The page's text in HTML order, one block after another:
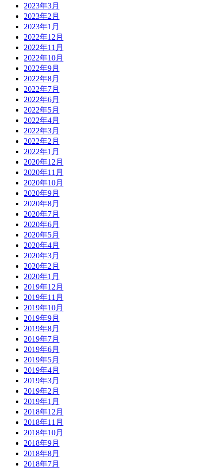
2023年3月
2023年2月
2023年1月
2022年12月
2022年11月
2022年10月
2022年9月
2022年8月
2022年7月
2022年6月
2022年5月
2022年4月
2022年3月
2022年2月
2022年1月
2020年12月
2020年11月
2020年10月
2020年9月
2020年8月
2020年7月
2020年6月
2020年5月
2020年4月
2020年3月
2020年2月
2020年1月
2019年12月
2019年11月
2019年10月
2019年9月
2019年8月
2019年7月
2019年6月
2019年5月
2019年4月
2019年3月
2019年2月
2019年1月
2018年12月
2018年11月
2018年10月
2018年9月
2018年8月
2018年7月